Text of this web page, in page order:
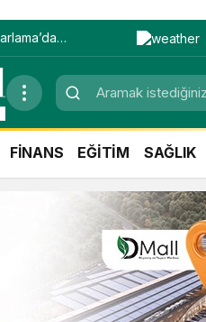
kuruluyor
FİNANS EĞİTİM SAĞLIK